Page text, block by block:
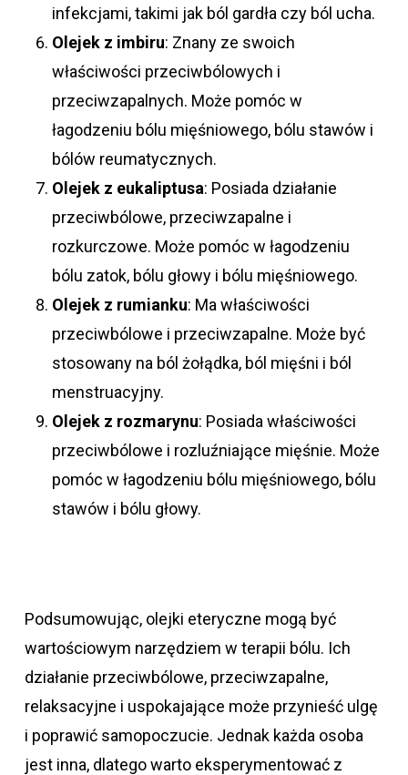
infekcjami, takimi jak ból gardła czy ból ucha.
Olejek z imbiru: Znany ze swoich
właściwości przeciwbólowych i
przeciwzapalnych. Może pomóc w
łagodzeniu bólu mięśniowego, bólu stawów i
bólów reumatycznych.
Olejek z eukaliptusa: Posiada działanie
przeciwbólowe, przeciwzapalne i
rozkurczowe. Może pomóc w łagodzeniu
bólu zatok, bólu głowy i bólu mięśniowego.
Olejek z rumianku: Ma właściwości
przeciwbólowe i przeciwzapalne. Może być
stosowany na ból żołądka, ból mięśni i ból
menstruacyjny.
Olejek z rozmarynu: Posiada właściwości
przeciwbólowe i rozluźniające mięśnie. Może
pomóc w łagodzeniu bólu mięśniowego, bólu
stawów i bólu głowy.
Podsumowując, olejki eteryczne mogą być
wartościowym narzędziem w terapii bólu. Ich
działanie przeciwbólowe, przeciwzapalne,
relaksacyjne i uspokajające może przynieść ulgę
i poprawić samopoczucie. Jednak każda osoba
jest inna, dlatego warto eksperymentować z